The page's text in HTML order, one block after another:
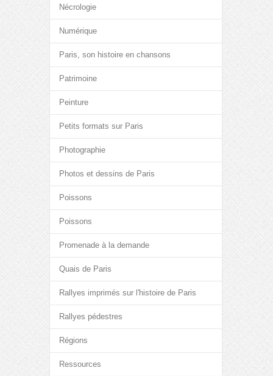
Nécrologie
Numérique
Paris, son histoire en chansons
Patrimoine
Peinture
Petits formats sur Paris
Photographie
Photos et dessins de Paris
Poissons
Poissons
Promenade à la demande
Quais de Paris
Rallyes imprimés sur l'histoire de Paris
Rallyes pédestres
Régions
Ressources